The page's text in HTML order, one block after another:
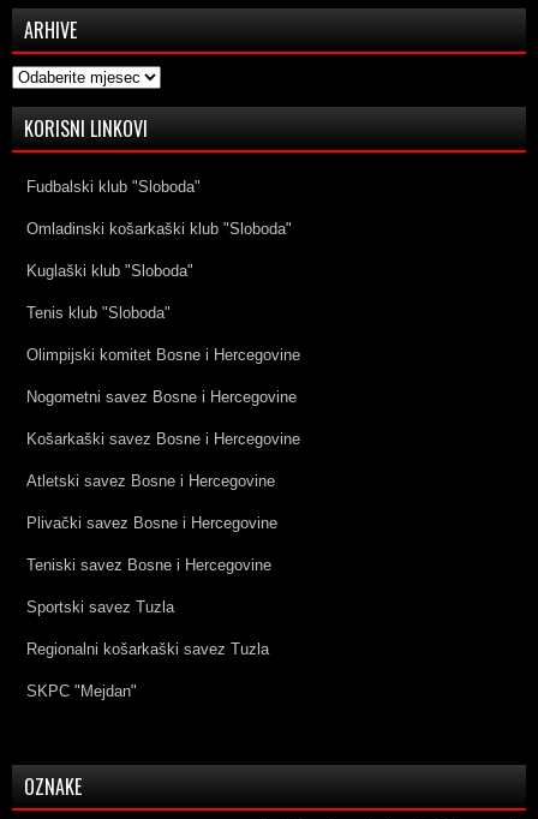
ARHIVE
Arhive
KORISNI LINKOVI
Fudbalski klub "Sloboda"
Omladinski košarkaški klub "Sloboda"
Kuglaški klub "Sloboda"
Tenis klub "Sloboda"
Olimpijski komitet Bosne i Hercegovine
Nogometni savez Bosne i Hercegovine
Košarkaški savez Bosne i Hercegovine
Atletski savez Bosne i Hercegovine
Plivački savez Bosne i Hercegovine
Teniski savez Bosne i Hercegovine
Sportski savez Tuzla
Regionalni košarkaški savez Tuzla
SKPC "Mejdan"
OZNAKE